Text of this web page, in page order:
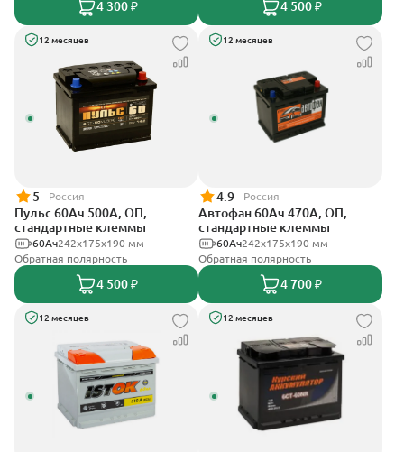
4 300 ₽ 4 500 ₽
12 месяцев
5 Россия
Пульс 60Ач 500А, ОП,
стандартные клеммы
242x175x190 мм
60Ач
Обратная полярность
4 500 ₽
12 месяцев
4.9 Россия
Автофан 60Ач 470А, ОП,
стандартные клеммы
242х175х190 мм
60Ач
Обратная полярность
4 700 ₽
12 месяцев 12 месяцев